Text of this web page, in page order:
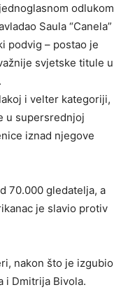
odlukom
Saula “Canela”
podvig – postao je
svjetske titule u
i velter kategoriji,
u supersrednjoj
iznad njegove
70.000 gledatelja, a
je slavio protiv
nakon što je izgubio
i Dmitrija Bivola.